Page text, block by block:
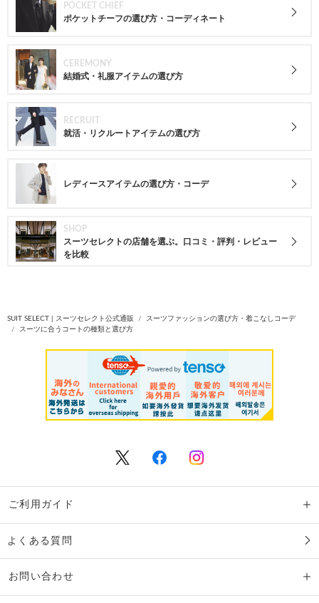
POCKET CHIEF
ポケットチーフの選び方・コーディネート
CEREMONY
結婚式・礼服アイテムの選び方
RECRUIT
就活・リクルートアイテムの選び方
レディースアイテムの選び方・コーデ
SHOP
スーツセレクトの店舗を選ぶ。口コミ・評判・レビュー
を比較
SUIT SELECT | スーツセレクト公式通販
スーツファッションの選び方・着こなしコーデ
スーツに合うコートの種類と選び方
ご利用ガイド
よくある質問
お問い合わせ